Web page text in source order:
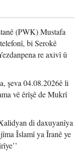
(PWK) Mustafa
bi Serokê
re axivî û
şeva 04.08.2026ê li
vê êrîşê de Mukrî
di daxuyanîya
Îslamî ya Îranê ye